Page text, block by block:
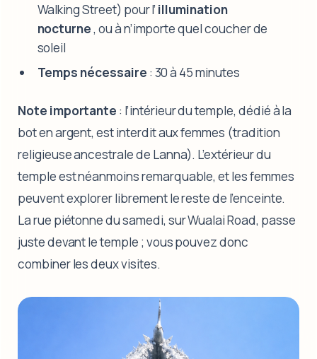
Walking Street) pour l’ illumination
nocturne, ou à n’importe quel coucher de
soleil
Temps nécessaire : 30 à 45 minutes
Note importante : l’intérieur du temple, dédié à la
bot en argent, est interdit aux femmes (tradition
religieuse ancestrale de Lanna). L’extérieur du
temple est néanmoins remarquable, et les femmes
peuvent explorer librement le reste de l’enceinte.
La rue piétonne du samedi, sur Wualai Road, passe
juste devant le temple ; vous pouvez donc
combiner les deux visites.